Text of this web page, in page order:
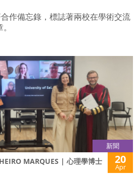
作備忘錄，標誌著兩校在學術交流
新聞
MARQUES | 心理學博士
20
Apr